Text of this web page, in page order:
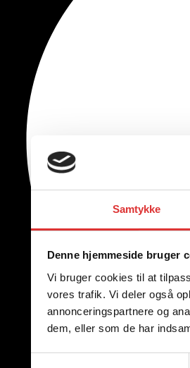
Samtykke
Denne hjemmeside bruger
Vi bruger cookies til at
vores trafik. Vi deler også
annonceringspartnere og
dem, eller som de har